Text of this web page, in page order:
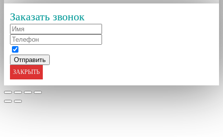
Заказать звонок
ЗАКРЫТЬ